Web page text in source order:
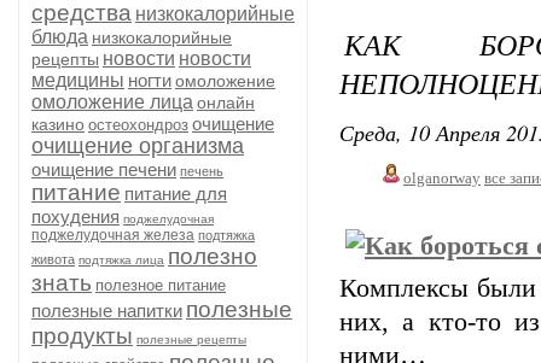
средства низкокалорийные
блюда низкокалорийные
рецепты новости новости
медицины ногтиомоложение
омоложение лица онлайн
казино остеохондроз очищение
очищение организма
очищение печени печень
питание питание для
похудения поджелудочная
поджелудочная железа подтяжка
живота подтяжка лица полезно
знать полезное питание
полезные напитки полезные
продукты полезные рецепты
КАК
Среда, 10 Апреля
olganorway все
Комплексы были
них, а кто-то
ними…